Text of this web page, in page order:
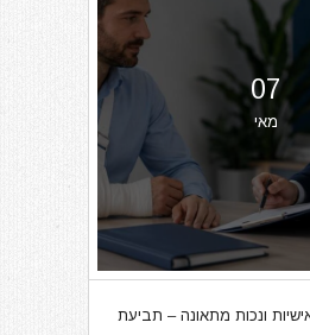
07
מאי
ונכות מתאונה – תביעת